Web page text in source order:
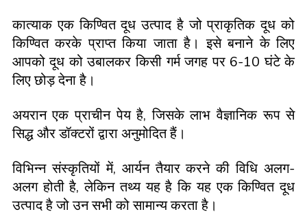
कात्याक एक किण्वित दूध उत्पाद है जो प्राकृतिक दूध को
किण्वित करके प्राप्त किया जाता है। इसे बनाने के लिए
आपको दूध को उबालकर किसी गर्म जगह पर 6-10 घंटे के
लिए छोड़ देना है।
अयरान एक प्राचीन पेय है, जिसके लाभ वैज्ञानिक रूप से
सिद्ध और डॉक्टरों द्वारा अनुमोदित हैं।
विभिन्न संस्कृतियों में, आर्यन तैयार करने की विधि अलग-
अलग होती है, लेकिन तथ्य यह है कि यह एक किण्वित दूध
उत्पाद है जो उन सभी को सामान्य करता है।